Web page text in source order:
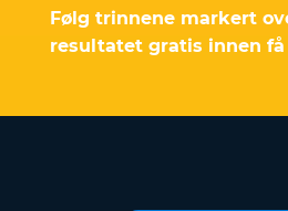
Følg trinnene markert
resultatet gratis innen få